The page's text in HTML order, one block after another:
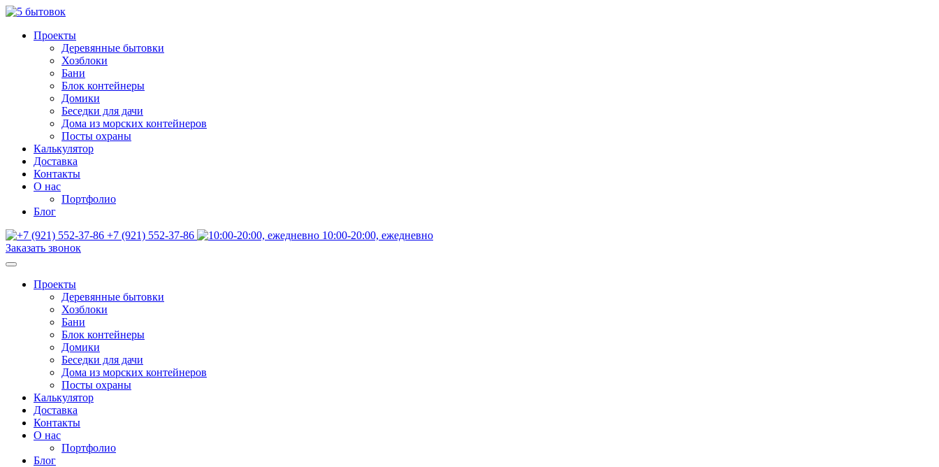
Проекты
Деревянные бытовки
Хозблоки
Бани
Блок контейнеры
Домики
Беседки для дачи
Дома из морских контейнеров
Посты охраны
Калькулятор
Доставка
Контакты
О нас
Портфолио
Блог
+7 (921) 552-37-86
10:00-20:00, ежедневно
Заказать звонок
Проекты
Деревянные бытовки
Хозблоки
Бани
Блок контейнеры
Домики
Беседки для дачи
Дома из морских контейнеров
Посты охраны
Калькулятор
Доставка
Контакты
О нас
Портфолио
Блог